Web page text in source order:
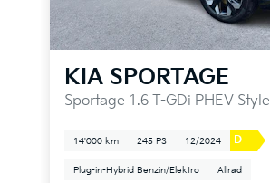
KIA SPORTAGE
Sportage 1.6 T-GDi PHEV Style
14'000 km 245 PS 12/2024 D
Plug-in-Hybrid Benzin/Elektro Allrad